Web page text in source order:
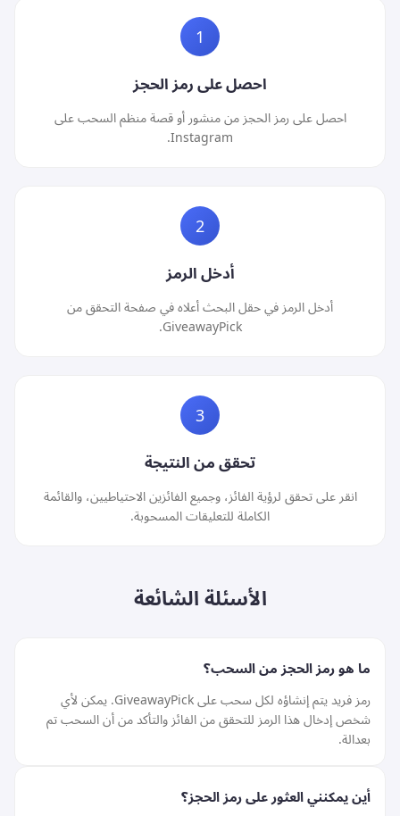
1
احصل على رمز الحجز
احصل على رمز الحجز من منشور أو قصة منظم السحب على
Instagram.
2
أدخل الرمز
أدخل الرمز في حقل البحث أعلاه في صفحة التحقق من
GiveawayPick.
3
تحقق من النتيجة
انقر على تحقق لرؤية الفائز، وجميع الفائزين الاحتياطيين، والقائمة
الكاملة للتعليقات المسحوبة.
الأسئلة الشائعة
ما هو رمز الحجز من السحب؟
رمز فريد يتم إنشاؤه لكل سحب على GiveawayPick. يمكن لأي
شخص إدخال هذا الرمز للتحقق من الفائز والتأكد من أن السحب تم
بعدالة.
أين يمكنني العثور على رمز الحجز؟